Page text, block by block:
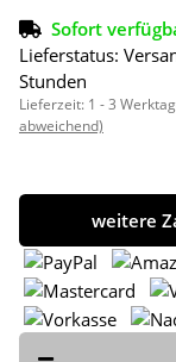
Sofort
Lieferstatus:
Stunden
Lieferzeit: 1 - 3
abweichend)
weitere